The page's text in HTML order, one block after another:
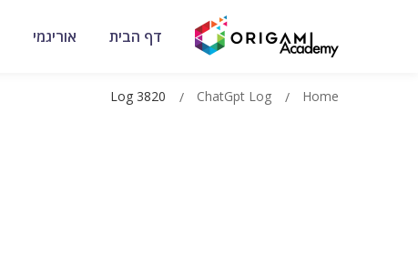
דף הבית אוריגמי
Home
ChatGpt Log
Log 3820